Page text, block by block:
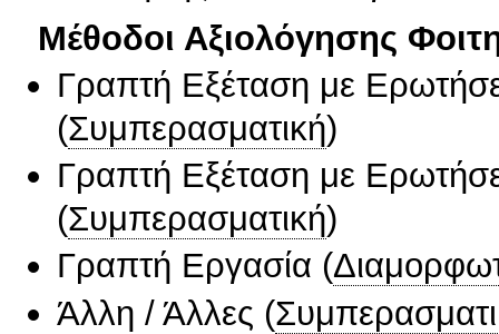
Μέθοδοι Αξιολόγησης
Γραπτή Εξέταση με
(Συμπερασματική)
Γραπτή Εξέταση με
(Συμπερασματική)
Γραπτή Εργασία (
Άλλη / Άλλες (